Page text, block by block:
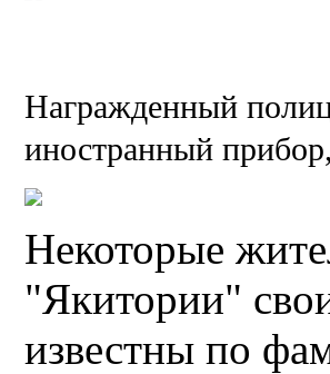
Награжденный
иностранный
Некоторые
"Якитории"
известны по